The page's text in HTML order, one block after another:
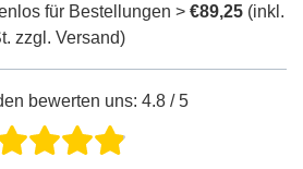
für Bestellungen >€89,25 (inkl.
zzgl. Versand)
bewerten uns: 4.8 / 5